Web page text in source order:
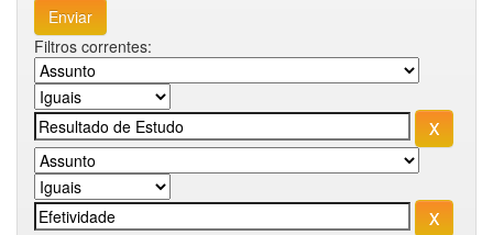
Filtros correntes: